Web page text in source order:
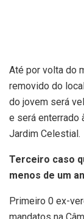
Até por volta do
removido do
do jovem será
e será enterrado
Jardim Celestial.
Terceiro caso
menos de um
Primeiro 0 ex-